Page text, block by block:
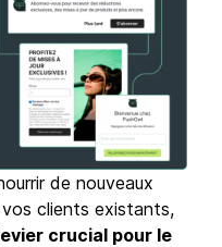
de nouveaux
clients existants,
crucial pour le